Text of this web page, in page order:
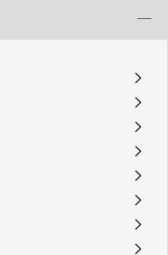
A
A
A
A
A
A
A
A